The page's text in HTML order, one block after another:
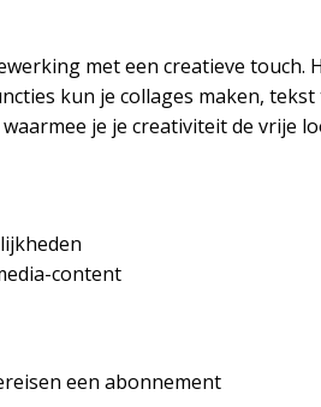
met een creatieve touch.
kun je collages maken,
je je creativiteit de vrije
content
een abonnement